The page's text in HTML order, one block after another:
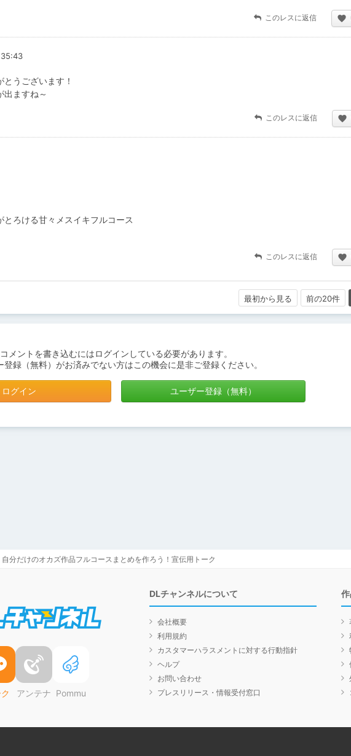
このレスに返信
うございます！
出ますね～
このレスに返信
とろける甘々メスイキフルコース
このレスに返信
最初から見る 前の20件
コメントを書き込むにはログインしている必要があります。
登録（無料）がお済みでない方はこの機会に是非ご登録ください。
ログイン ユーザー登録（無料）
自分だけのオカズ作品フルコースまとめを作ろう！宣伝用トーク
アンテナ Pommu
DLチャンネルについて
会社概要
利用規約
カスタマーハラスメントに対する行動指針
ヘルプ
お問い合わせ
プレスリリース・情報受付窓口